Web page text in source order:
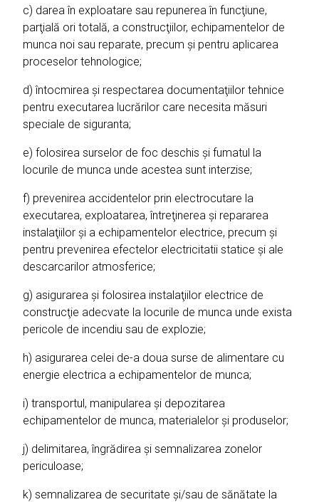
c) darea în exploatare sau repunerea în funcţiune,
parţială ori totală, a construcţiilor, echipamentelor de
munca noi sau reparate, precum şi pentru aplicarea
proceselor tehnologice;
d) întocmirea şi respectarea documentaţiilor tehnice
pentru executarea lucrărilor care necesita măsuri
speciale de siguranta;
e) folosirea surselor de foc deschis şi fumatul la
locurile de munca unde acestea sunt interzise;
f) prevenirea accidentelor prin electrocutare la
executarea, exploatarea, întreţinerea şi repararea
instalaţiilor şi a echipamentelor electrice, precum şi
pentru prevenirea efectelor electricitatii statice şi ale
descarcarilor atmosferice;
g) asigurarea şi folosirea instalaţiilor electrice de
construcţie adecvate la locurile de munca unde exista
pericole de incendiu sau de explozie;
h) asigurarea celei de-a doua surse de alimentare cu
energie electrica a echipamentelor de munca;
i) transportul, manipularea şi depozitarea
echipamentelor de munca, materialelor şi produselor;
j) delimitarea, îngrădirea şi semnalizarea zonelor
periculoase;
k) semnalizarea de securitate şi/sau de sănătate la